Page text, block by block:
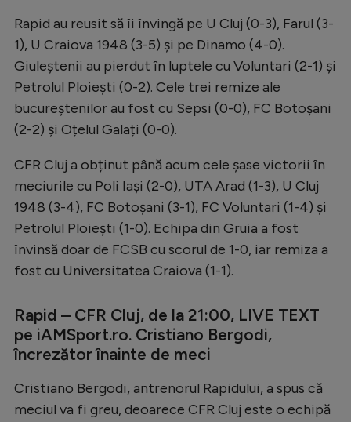
Rapid au reusit să îi învingă pe U Cluj (0-3), Farul (3-
1), U Craiova 1948 (3-5) și pe Dinamo (4-0).
Giuleștenii au pierdut în luptele cu Voluntari (2-1) și
Petrolul Ploiești (0-2). Cele trei remize ale
bucureștenilor au fost cu Sepsi (0-0), FC Botoșani
(2-2) și Oțelul Galați (0-0).
CFR Cluj a obținut până acum cele șase victorii în
meciurile cu Poli Iași (2-0), UTA Arad (1-3), U Cluj
1948 (3-4), FC Botoșani (3-1), FC Voluntari (1-4) și
Petrolul Ploiești (1-0). Echipa din Gruia a fost
învinsă doar de FCSB cu scorul de 1-0, iar remiza a
fost cu Universitatea Craiova (1-1).
Rapid – CFR Cluj, de la 21:00, LIVE TEXT
pe iAMSport.ro. Cristiano Bergodi,
încrezător înainte de meci
Cristiano Bergodi, antrenorul Rapidului, a spus că
meciul va fi greu, deoarece CFR Cluj este o echipă